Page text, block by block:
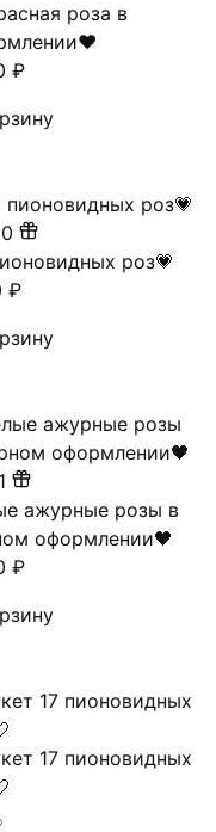
роза в
₽
роз💗
₽
ажурные розы в
оформлении🖤
₽